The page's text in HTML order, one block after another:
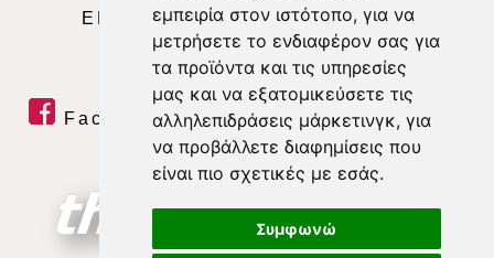
εμπειρία στον ιστότοπο, για να
μετρήσετε το ενδιαφέρον σας για
τα προϊόντα και τις υπηρεσίες
μας και να εξατομικεύσετε τις
αλληλεπιδράσεις μάρκετινγκ, για
να προβάλλετε διαφημίσεις που
είναι πιο σχετικές με εσάς.
Συμφωνώ
ΕΝΗΜΕΡΩΣΗ |WEB TV| LIVE
Facebook| Twitter | Youtube
RSS Feed